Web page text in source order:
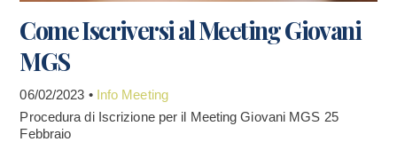
Come Iscriversi al Meeting Giovani
MGS
06/02/2023 • Info Meeting
Procedura di Iscrizione per il Meeting Giovani MGS 25
Febbraio